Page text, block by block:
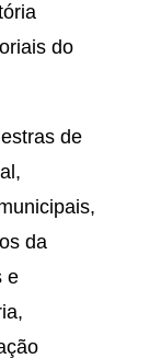
do
de
da
e